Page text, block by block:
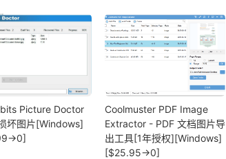
Picture Doctor
坏图片[Windows]
Coolmuster PDF Image
Extractor - PDF 文档图片导
出工具[1年授权][Windows]
[$25.95→0]